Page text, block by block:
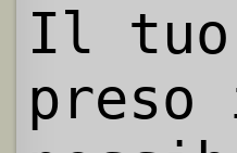
Il tuo
preso